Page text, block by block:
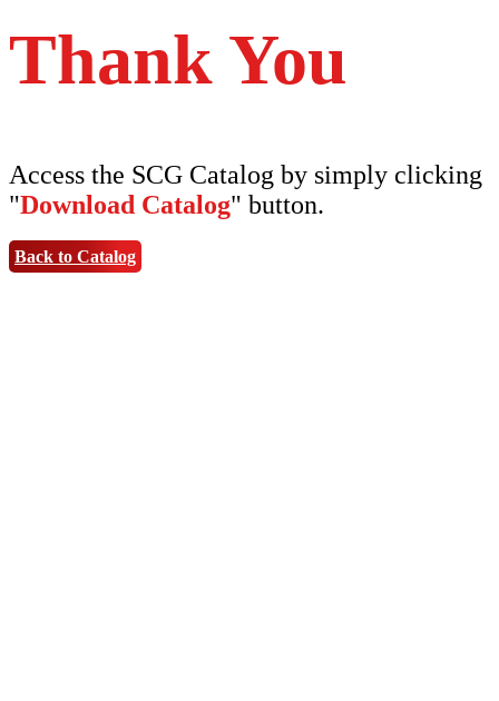
Thank You
Access the SCG Catalog by simply clicking
"Download Catalog" button.
Back to Catalog